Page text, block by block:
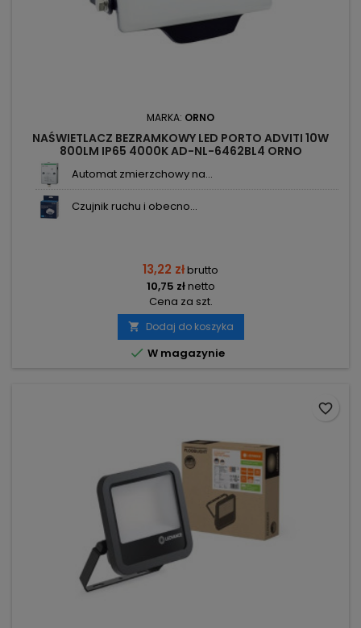
MARKA: ORNO
NAŚWIETLACZ BEZRAMKOWY LED PORTO ADVITI 10W
800LM IP65 4000K AD-NL-6462BL4 ORNO
Automat zmierzchowy na...
Czujnik ruchu i obecno...
13,22 złbrutto
10,75 złnetto
Cena za szt.
 Dodaj do koszyka
 W magazynie
favorite_border